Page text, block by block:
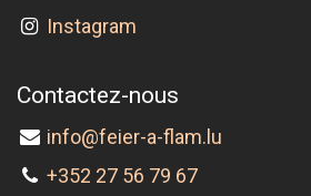
Instagram
Contactez-nous
info@feier-a-flam.lu
+352 27 56 79 67